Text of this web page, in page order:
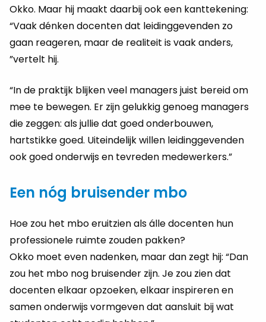
Okko. Maar hij maakt daarbij ook een kanttekening:
“Vaak dénken docenten dat leidinggevenden zo
gaan reageren, maar de realiteit is vaak anders,
”vertelt hij.
“In de praktijk blijken veel managers juist bereid om
mee te bewegen. Er zijn gelukkig genoeg managers
die zeggen: als jullie dat goed onderbouwen,
hartstikke goed. Uiteindelijk willen leidinggevenden
ook goed onderwijs en tevreden medewerkers.”
Een nóg bruisender mbo
Hoe zou het mbo eruitzien als álle docenten hun
professionele ruimte zouden pakken?
Okko moet even nadenken, maar dan zegt hij: “Dan
zou het mbo nog bruisender zijn. Je zou zien dat
docenten elkaar opzoeken, elkaar inspireren en
samen onderwijs vormgeven dat aansluit bij wat